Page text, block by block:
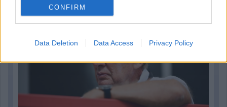
CONFIRM
Data Deletion Data Access Privacy Policy